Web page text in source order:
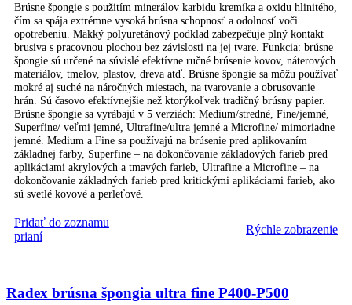
Brúsne špongie s použitím minerálov karbidu kremíka a oxidu hlinitého,
čím sa spája extrémne vysoká brúsna schopnosť a odolnosť voči
opotrebeniu. Mäkký polyuretánový podklad zabezpečuje plný kontakt
brusiva s pracovnou plochou bez závislosti na jej tvare. Funkcia: brúsne
špongie sú určené na súvislé efektívne ručné brúsenie kovov, náterových
materiálov, tmelov, plastov, dreva atď. Brúsne špongie sa môžu používať
mokré aj suché na náročných miestach, na tvarovanie a obrusovanie
hrán. Sú časovo efektívnejšie než ktorýkoľvek tradičný brúsny papier.
Brúsne špongie sa vyrábajú v 5 verziách: Medium/stredné, Fine/jemné,
Superfine/ veľmi jemné, Ultrafine/ultra jemné a Microfine/ mimoriadne
jemné. Medium a Fine sa používajú na brúsenie pred aplikovaním
základnej farby, Superfine – na dokončovanie základových farieb pred
aplikáciami akrylových a tmavých farieb, Ultrafine a Microfine – na
dokončovanie základných farieb pred kritickými aplikáciami farieb, ako
sú svetlé kovové a perleťové.
Pridať do zoznamu
prianí
Rýchle zobrazenie
Radex brúsna špongia ultra fine P400-P500